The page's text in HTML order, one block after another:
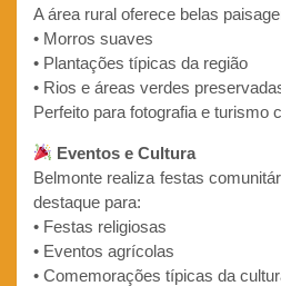
A área rural oferece belas
• Morros suaves
• Plantações típicas da região
• Rios e áreas verdes
Perfeito para fotografia e turismo
Eventos e Cultura
Belmonte realiza festas
destaque para:
• Festas religiosas
• Eventos agrícolas
• Comemorações típicas da